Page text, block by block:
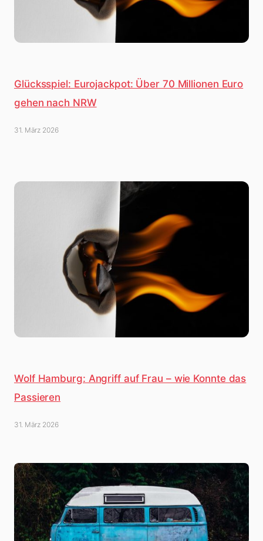
Glücksspiel: Eurojackpot: Über 70 Millionen Euro
gehen nach NRW
31. März 2026
Wolf Hamburg: Angriff auf Frau – wie Konnte das
Passieren
31. März 2026